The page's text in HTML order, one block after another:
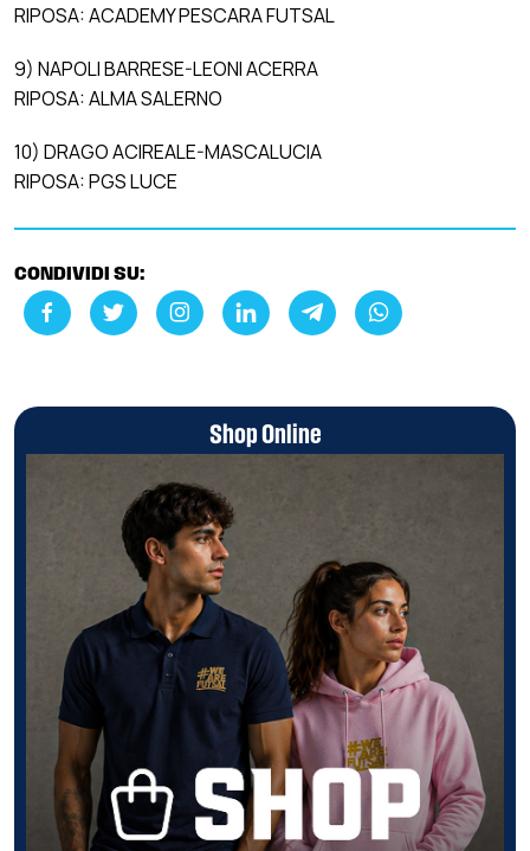
RIPOSA: ACADEMY PESCARA FUTSAL
9) NAPOLI BARRESE-LEONI ACERRA
RIPOSA: ALMA SALERNO
10) DRAGO ACIREALE-MASCALUCIA
RIPOSA: PGS LUCE
CONDIVIDI SU:
Shop Online